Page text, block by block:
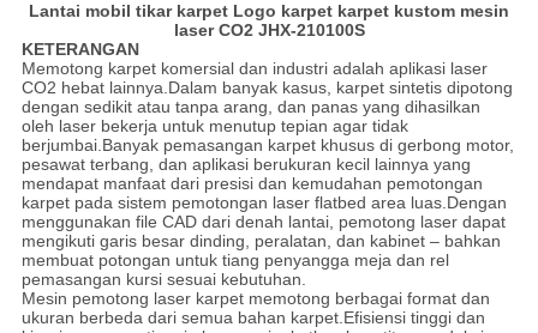
Lantai mobil tikar karpet Logo karpet karpet kustom mesin
laser CO2 JHX-210100S
KETERANGAN
Memotong karpet komersial dan industri adalah aplikasi laser
CO2 hebat lainnya.Dalam banyak kasus, karpet sintetis dipotong
dengan sedikit atau tanpa arang, dan panas yang dihasilkan
oleh laser bekerja untuk menutup tepian agar tidak
berjumbai.Banyak pemasangan karpet khusus di gerbong motor,
pesawat terbang, dan aplikasi berukuran kecil lainnya yang
mendapat manfaat dari presisi dan kemudahan pemotongan
karpet pada sistem pemotongan laser flatbed area luas.Dengan
menggunakan file CAD dari denah lantai, pemotong laser dapat
mengikuti garis besar dinding, peralatan, dan kabinet – bahkan
membuat potongan untuk tiang penyangga meja dan rel
pemasangan kursi sesuai kebutuhan.
Mesin pemotong laser karpet memotong berbagai format dan
ukuran berbeda dari semua bahan karpet.Efisiensi tinggi dan